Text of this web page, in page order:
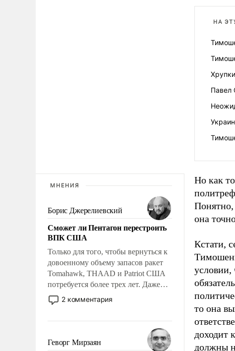
МНЕНИЯ
Борис Джерелиевский
Сможет ли Пентагон перестроить
ВПК США
Только для того, чтобы вернуться к
довоенному объему запасов ракет
Tomahawk, THAAD и Patriot США
потребуется более трех лет. Даже
небольшая война с Ираном
опустошила американские
уязвимости США, например, перед
2 комментария
Геворг Мирзаян
НА
Павел
Но как
Понятно,
она
Кстати,
условии,
то она
доходит
должны